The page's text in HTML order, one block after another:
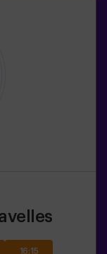
16:15